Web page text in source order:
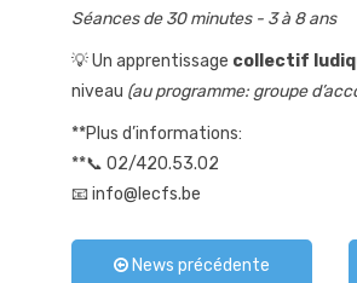
Séances de 30 minutes - 3 à 8 ans
💡 Un apprentissage collectif
niveau (au programme: groupe
**Plus d’informations:
**📞 02/420.53.02
📧 info@lecfs.be
News précédente